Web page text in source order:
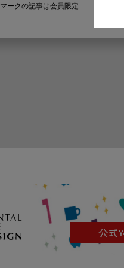
マークの記事は会員限定